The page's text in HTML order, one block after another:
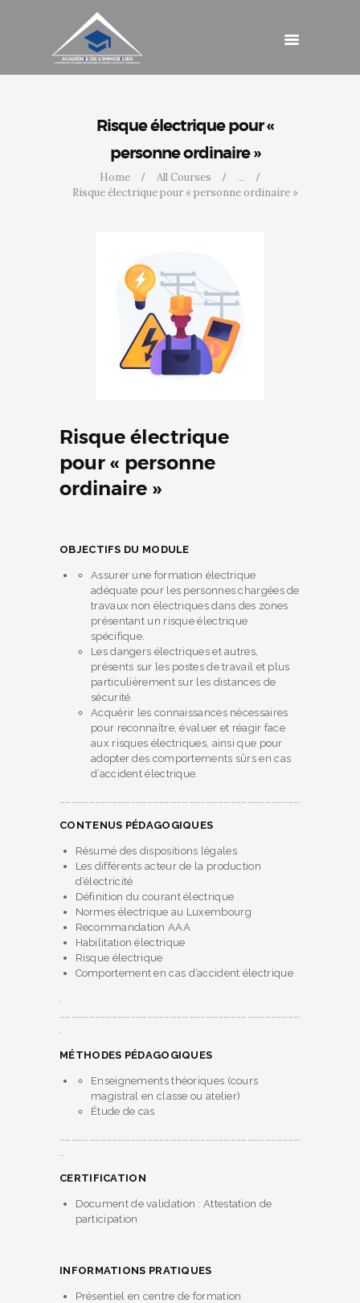
Risque électrique pour «
personne ordinaire »
Home All Courses
...
Risque électrique pour « personne ordinaire »
Catalogue de
formations
Agenda
Cotisations
Accès
Risque électrique
pour « personne
ordinaire »
OBJECTIFS DU MODULE
Assurer une formation électrique
adéquate pour les personnes chargées de
travaux non électriques dans des zones
présentant un risque électrique
spécifique.
Les dangers électriques et autres,
présents sur les postes de travail et plus
particulièrement sur les distances de
sécurité.
Acquérir les connaissances nécessaires
pour reconnaître, évaluer et réagir face
aux risques électriques, ainsi que pour
adopter des comportements sûrs en cas
d’accident électrique.
CONTENUS PÉDAGOGIQUES
Résumé des dispositions légales
Les différents acteur de la production
d’électricité
Définition du courant électrique
Normes électrique au Luxembourg
Recommandation AAA
Habilitation électrique
Risque électrique
Comportement en cas d’accident électrique
MÉTHODES PÉDAGOGIQUES
Enseignements théoriques (cours
magistral en classe ou atelier)
Étude de cas
CERTIFICATION
Document de validation : Attestation de
participation
INFORMATIONS PRATIQUES
Présentiel en centre de formation